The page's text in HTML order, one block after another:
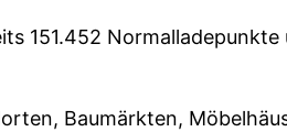
151.452
Baumärkten,